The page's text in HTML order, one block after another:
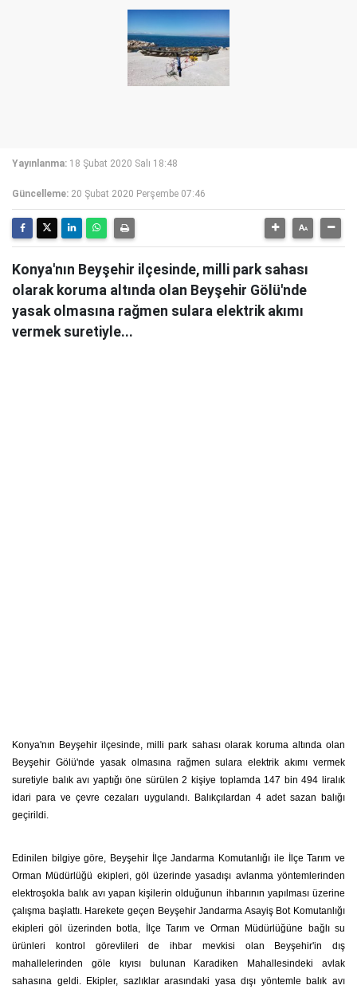
Yayınlanma: 18 Şubat 2020 Salı 18:48
Güncelleme: 20 Şubat 2020 Perşembe 07:46
Konya'nın Beyşehir ilçesinde, milli park sahası
olarak koruma altında olan Beyşehir Gölü'nde
yasak olmasına rağmen sulara elektrik akımı
vermek suretiyle...
Konya'nın Beyşehir ilçesinde, milli park sahası olarak koruma altında olan
Beyşehir Gölü'nde yasak olmasına rağmen sulara elektrik akımı vermek
suretiyle balık avı yaptığı öne sürülen 2 kişiye toplamda 147 bin 494 liralık
idari para ve çevre cezaları uygulandı. Balıkçılardan 4 adet sazan balığı
geçirildi.
Edinilen bilgiye göre, Beyşehir İlçe Jandarma Komutanlığı ile İlçe Tarım ve
Orman Müdürlüğü ekipleri, göl üzerinde yasadışı avlanma yöntemlerinden
elektroşokla balık avı yapan kişilerin olduğunun ihbarının yapılması üzerine
çalışma başlattı. Harekete geçen Beyşehir Jandarma Asayiş Bot Komutanlığı
ekipleri göl üzerinden botla, İlçe Tarım ve Orman Müdürlüğüne bağlı su
ürünleri kontrol görevlileri de ihbar mevkisi olan Beyşehir'in dış
mahallelerinden göle kıyısı bulunan Karadiken Mahallesindeki avlak
sahasına geldi. Ekipler, sazlıklar arasındaki yasa dışı yöntemle balık avı